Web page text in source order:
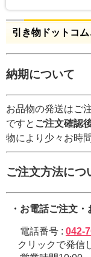
引き物ドットコ
納期について
お品物の発送はご
ですと ご注文確認
物により少々お時
ご注文方法につ
・お電話ご注文
電話番号 : 042-
クリックで発信